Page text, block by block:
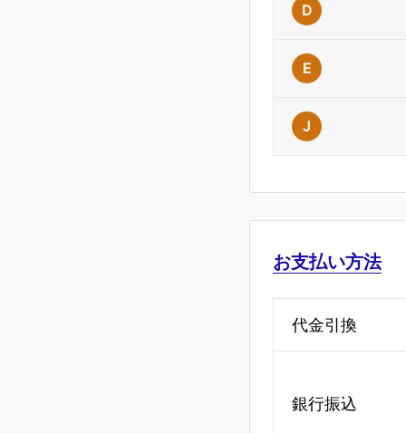
D
E
J
お支払い方法
代金引換
銀行振込